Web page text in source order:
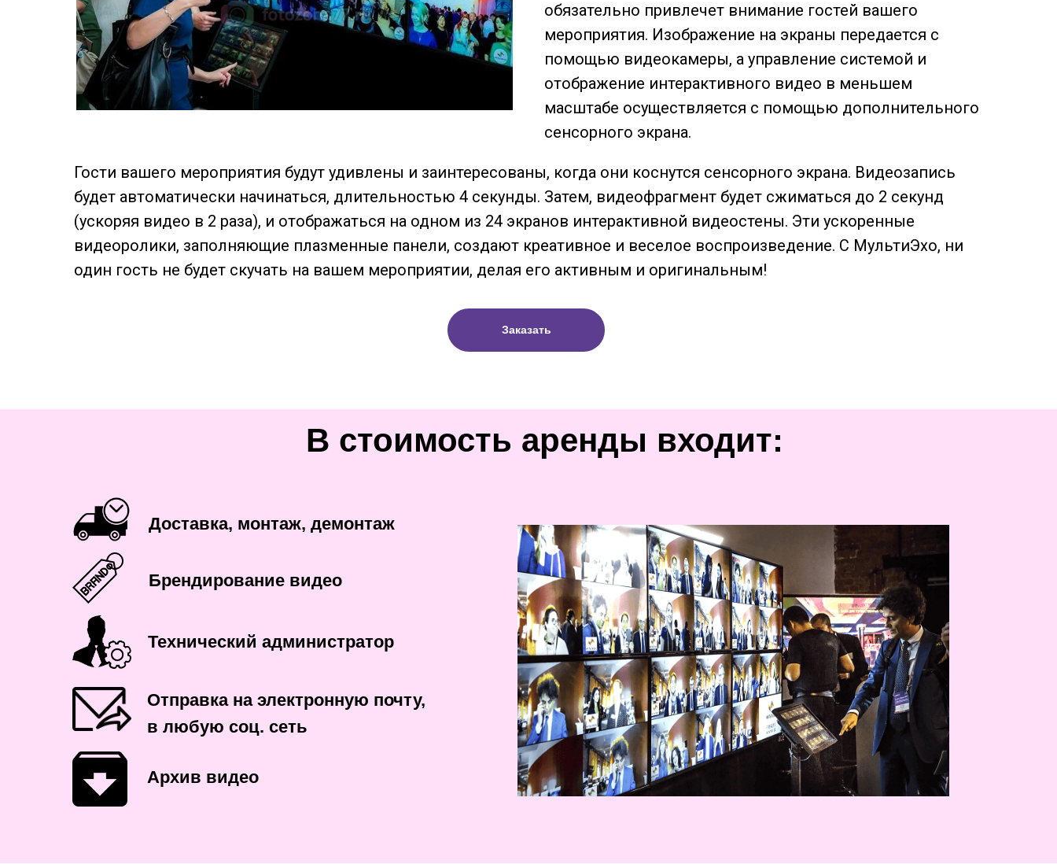
обязательно привлечет внимание гостей вашего
мероприятия. Изображение на экраны передается с
помощью видеокамеры, а управление системой и
отображение интерактивного видео в меньшем
масштабе осуществляется с помощью дополнительного
сенсорного экрана.
Заказать
Гости вашего мероприятия будут удивлены и заинтересованы, когда они коснутся сенсорного экрана. Видеозапись
будет автоматически начинаться, длительностью 4 секунды. Затем, видеофрагмент будет сжиматься до 2 секунд
(ускоряя видео в 2 раза), и отображаться на одном из 24 экранов интерактивной видеостены. Эти ускоренные
видеоролики, заполняющие плазменные панели, создают креативное и веселое воспроизведение. С МультиЭхо, ни
один гость не будет скучать на вашем мероприятии, делая его активным и оригинальным!
Доставка, монтаж, демонтаж
Брендирование видео
Архив видео
Отправка на электронную почту,
в любую соц. сеть
Технический администратор
В стоимость аренды входит: